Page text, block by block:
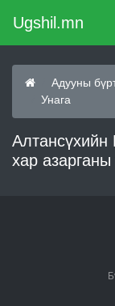
Ugshil.mn
Адууны
Унага
Алтансүхийн
хар азарганы